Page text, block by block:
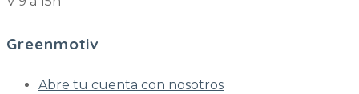
Greenmotiv
Abre tu cuenta con nosotros